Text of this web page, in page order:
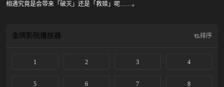
相遇究竟是会带来「破灭」还是「救赎」呢……。
金牌影院播放器 排序
1 2 3 4
5 6 7 8